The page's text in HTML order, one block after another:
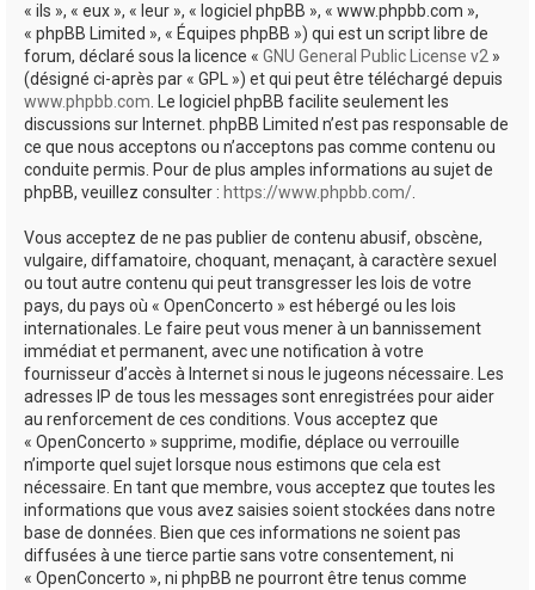
« ils », « eux », « leur », « logiciel phpBB », « www.phpbb.com »,
« phpBB Limited », « Équipes phpBB ») qui est un script libre de
forum, déclaré sous la licence « GNU General Public License v2 »
(désigné ci-après par « GPL ») et qui peut être téléchargé depuis
www.phpbb.com. Le logiciel phpBB facilite seulement les
discussions sur Internet. phpBB Limited n’est pas responsable de
ce que nous acceptons ou n’acceptons pas comme contenu ou
conduite permis. Pour de plus amples informations au sujet de
phpBB, veuillez consulter : https://www.phpbb.com/.
Vous acceptez de ne pas publier de contenu abusif, obscène,
vulgaire, diffamatoire, choquant, menaçant, à caractère sexuel
ou tout autre contenu qui peut transgresser les lois de votre
pays, du pays où « OpenConcerto » est hébergé ou les lois
internationales. Le faire peut vous mener à un bannissement
immédiat et permanent, avec une notification à votre
fournisseur d’accès à Internet si nous le jugeons nécessaire. Les
adresses IP de tous les messages sont enregistrées pour aider
au renforcement de ces conditions. Vous acceptez que
« OpenConcerto » supprime, modifie, déplace ou verrouille
n’importe quel sujet lorsque nous estimons que cela est
nécessaire. En tant que membre, vous acceptez que toutes les
informations que vous avez saisies soient stockées dans notre
base de données. Bien que ces informations ne soient pas
diffusées à une tierce partie sans votre consentement, ni
« OpenConcerto », ni phpBB ne pourront être tenus comme